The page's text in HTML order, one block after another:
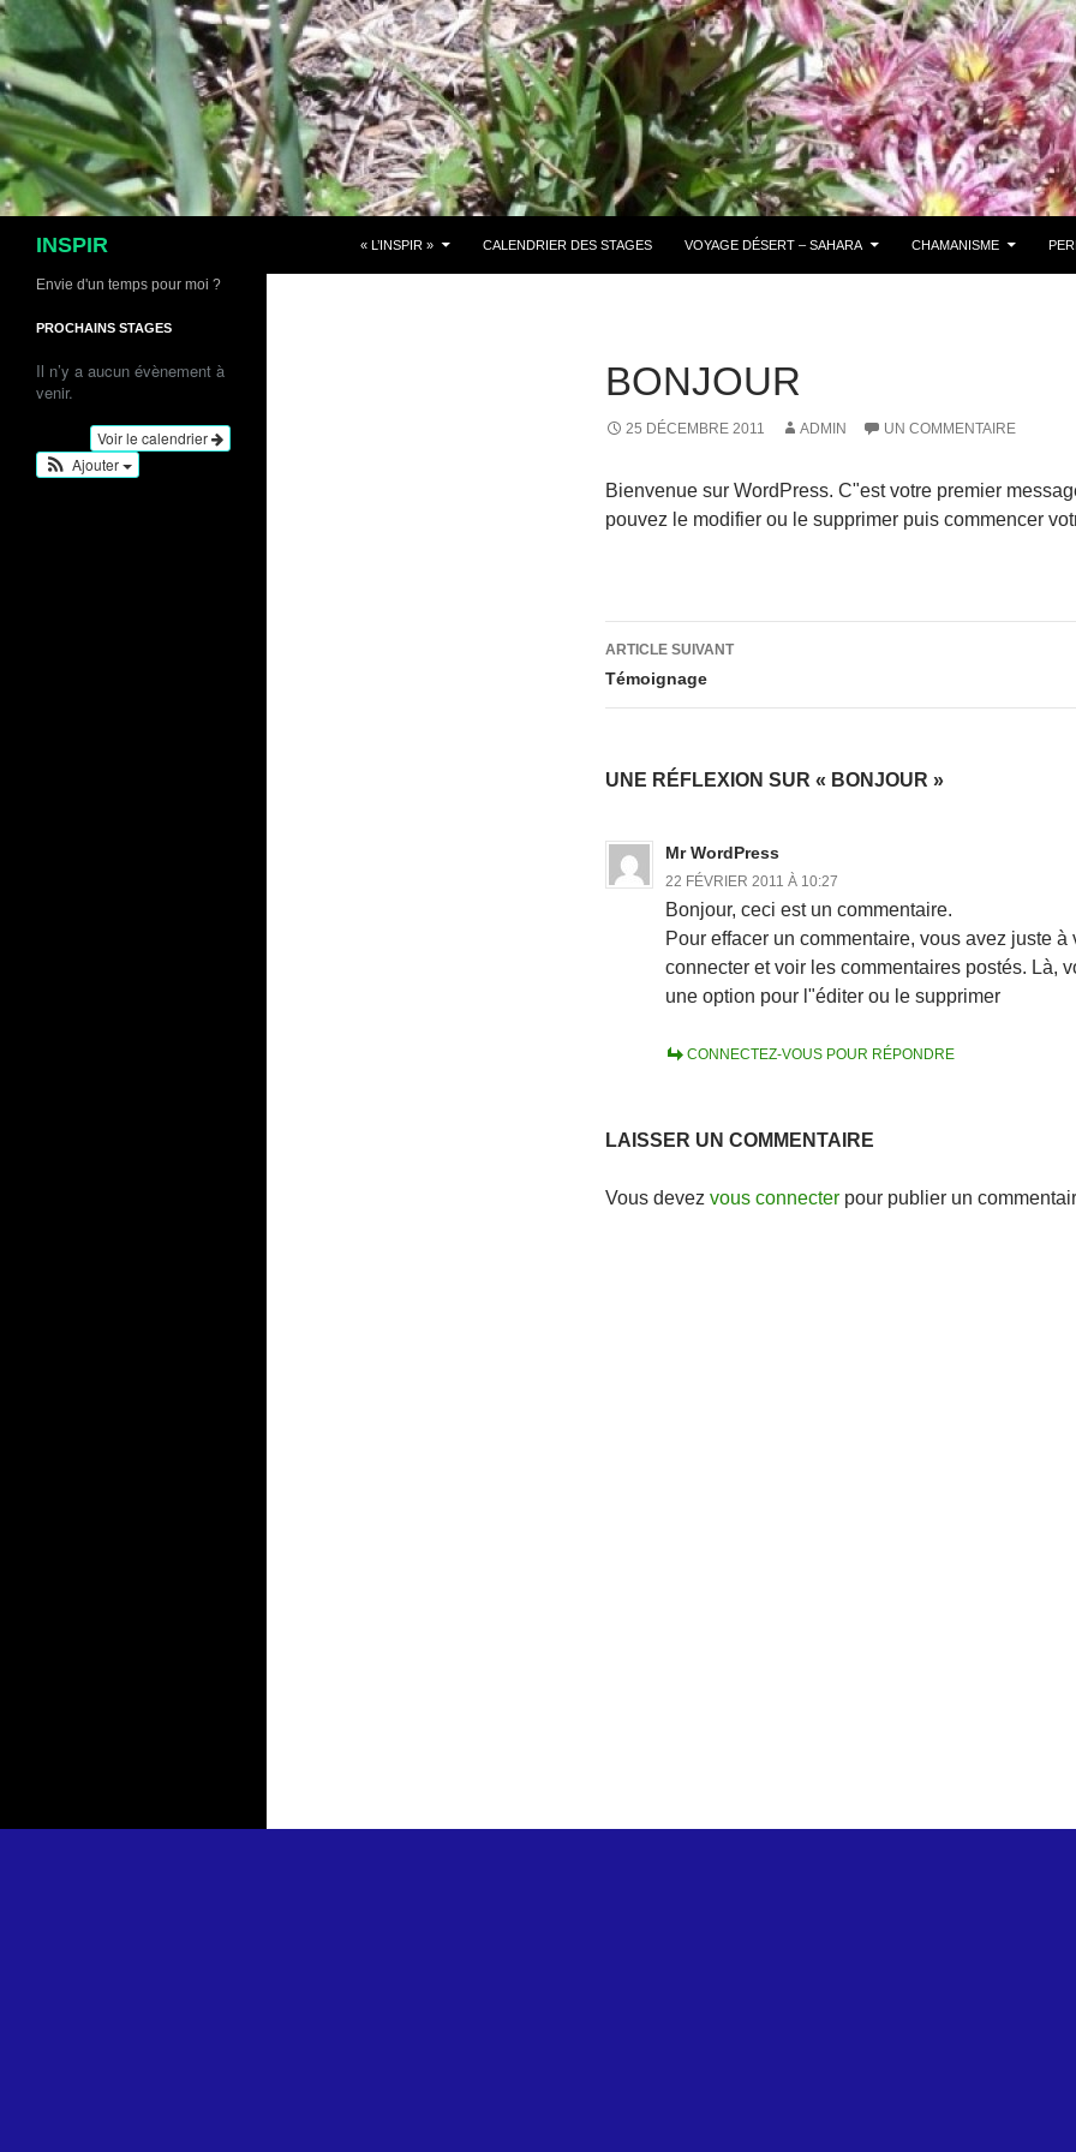
Aller
au
contenu
INSPIR « L’INSPIR » CALENDRIER DES STAGES VOYAGE DÉSERT – SAHARA CHAMANISME
BONJOUR
25 DÉCEMBRE 2011 ADMIN UN COMMENTAIRE
Bienvenue sur WordPress. C"est votre premier
pouvez le modifier ou le supprimer puis commencer
Navigation
des
ARTICLE SUIVANT
Témoignage
UNE RÉFLEXION SUR « BONJOUR »
Mr WordPress
22 FÉVRIER 2011 À 10:27
Bonjour, ceci est un commentaire.
Pour effacer un commentaire, vous avez juste à
connecter et voir les commentaires postés. Là,
une option pour l"éditer ou le supprimer
CONNECTEZ-VOUS POUR RÉPONDRE
LAISSER UN COMMENTAIRE
Vous devez vous connecter pour publier un
Envie d'un temps pour moi ?
PROCHAINS STAGES
Il n’y a aucun évènement à
venir.
Voir le calendrier
Ajouter